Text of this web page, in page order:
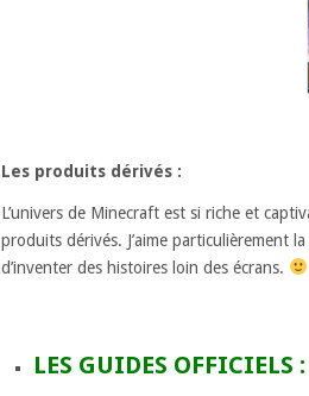
Les produits dérivés :
L’univers de Minecraft est si riche et
produits dérivés. J’aime particulièrement la
d’inventer des histoires loin des écrans.
LES GUIDES OFFICIELS :